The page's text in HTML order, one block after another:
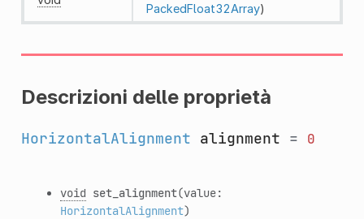
PackedFloat32Array)
Descrizioni delle proprietà
HorizontalAlignment alignment = 0
void set_alignment(value:
HorizontalAlignment)